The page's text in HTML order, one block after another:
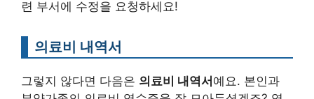
련 부서에 수정을 요청하세요!
의료비 내역서
그렇지 않다면 다음은 의료비 내역서예요. 본인과